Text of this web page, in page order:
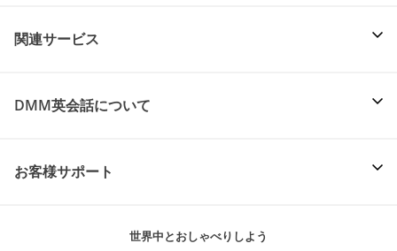
関連サービス
DMM英会話について
お客様サポート
世界中とおしゃべりしよう